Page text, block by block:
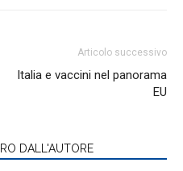
Articolo successivo
Italia e vaccini nel panorama
EU
DALL'AUTORE